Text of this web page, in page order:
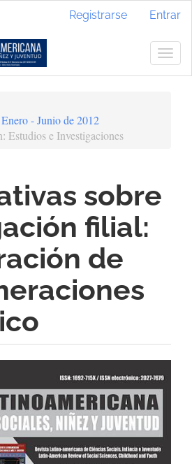
Registrarse Entrar
- Junio de 2012
Estudios e Investigaciones
sobre
filial:
de